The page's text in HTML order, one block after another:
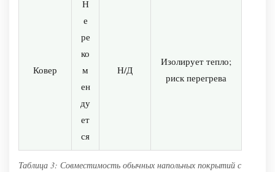
Ковер
Н
е
ре
ко
м
ен
ду
ет
ся
Н/Д
Изолирует тепло;
риск перегрева
Таблица 3: Совместимость обычных напольных покрытий с